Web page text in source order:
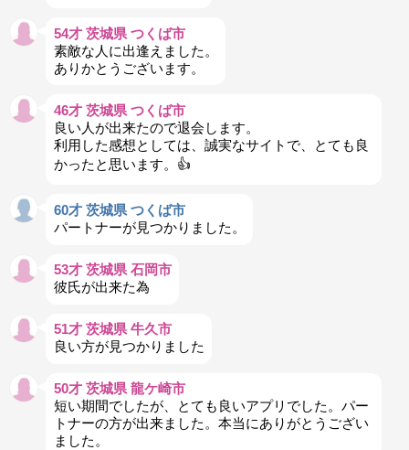
54才 茨城県 つくば市
素敵な人に出逢えました。
ありかとうございます。
46才 茨城県 つくば市
良い人が出来たので退会します。
利用した感想としては、誠実なサイトで、とても良
かったと思います。👍
60才 茨城県 つくば市
パートナーが見つかりました。
53才 茨城県 石岡市
彼氏が出来た為
51才 茨城県 牛久市
良い方が見つかりました
50才 茨城県 龍ケ崎市
短い期間でしたが、とても良いアプリでした。パー
トナーの方が出来ました。本当にありがとうござい
ました。